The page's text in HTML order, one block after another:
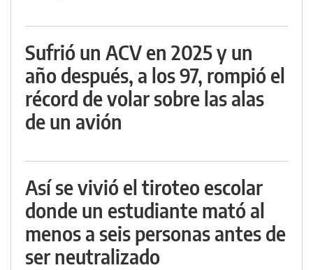
Sufrió un ACV en 2025 y un
año después, a los 97, rompió el
récord de volar sobre las alas
de un avión
Así se vivió el tiroteo escolar
donde un estudiante mató al
menos a seis personas antes de
ser neutralizado